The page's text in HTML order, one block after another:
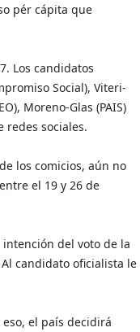
pér cápita que
Los candidatos
Social), Viteri-
Moreno-Glas (PAIS)
redes sociales.
los comicios, aún no
el 19 y 26 de
del voto de la
candidato oficialista le
el país decidirá